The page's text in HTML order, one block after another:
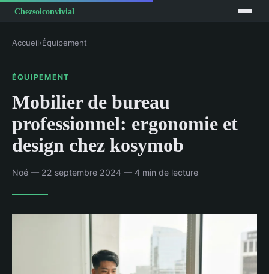
Accueil›Équipement
ÉQUIPEMENT
Mobilier de bureau
professionnel: ergonomie et
design chez kosymob
Noé — 22 septembre 2024 — 4 min de lecture